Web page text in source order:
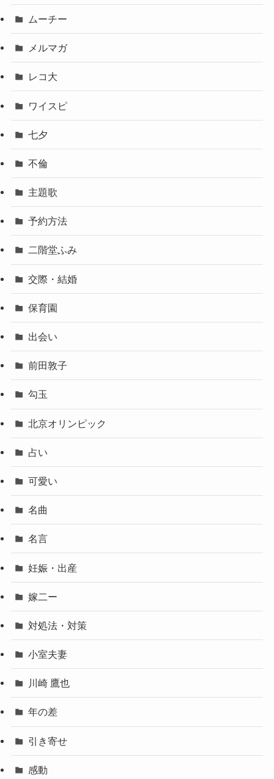
ムーチー
メルマガ
レコ大
ワイスピ
七夕
不倫
主題歌
予約方法
二階堂ふみ
交際・結婚
保育園
出会い
前田敦子
勾玉
北京オリンピック
占い
可愛い
名曲
名言
妊娠・出産
嫁二ー
対処法・対策
小室夫妻
川崎 鷹也
年の差
引き寄せ
感動